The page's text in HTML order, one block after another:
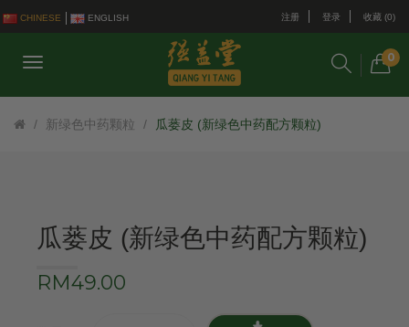
CHINESE ENGLISH 注册 登录 收藏 (0)
0
新绿色中药颗粒 瓜蒌皮 (新绿色中药配方颗粒)
瓜蒌皮 (新绿色中药配方颗粒)
RM49.00